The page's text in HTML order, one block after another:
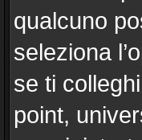
qualcuno
seleziona
se ti
point,